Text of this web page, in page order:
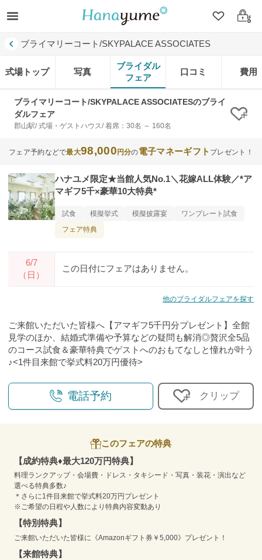
クリップ
ログ
ブライマリーコート/SKYPALACE ASSOCIATES
式場トップ 写真
ブライダル
フェア
口コミ 費用
ブライマリーコート/SKYPALACE ASSOCIATESのブライ
ダルフェア
郡山駅/ 式場・ゲストハウス/ 着席：30名 ～ 160名 ク
フェア予約などで最大98,000 円分の電子マネーギフト プレゼント！
ハナユメ限定★当館人気No.1＼花嫁ALL体験／*ア
マギフ5千×豪華10大特典*
試食 模擬挙式 模擬披露宴
ワンプレート試食
フェア特典
6/7
（日）
この日付にフェアはありません。
他のブライダルフェアを探す
ご来館いただいた皆様へ【アマギフ5千円分プレゼント】全館
見学のほか、結婚式準備や予算などの疑問も解消◎贅沢全5品
のコース試食＆豪華特典でゲストへのおもてなしと憧れが叶う
♪<1件目来館で挙式料20万円優待>
電話予約 クリップ
このフェアの特典
【成約特典♦最大120万円特典】
料理ランクアップ・会場費・ドレス・タキシード・写真・装花・演出など
選べる特典多数♪
＊さらに1件目来館で挙式料20万円プレゼント
※ご希望の日程や人数により特典内容変動あり
【特別特典】
ご来館いただいた皆様に《Amazonギフト券￥5,000》プレゼント！
【来館特典】